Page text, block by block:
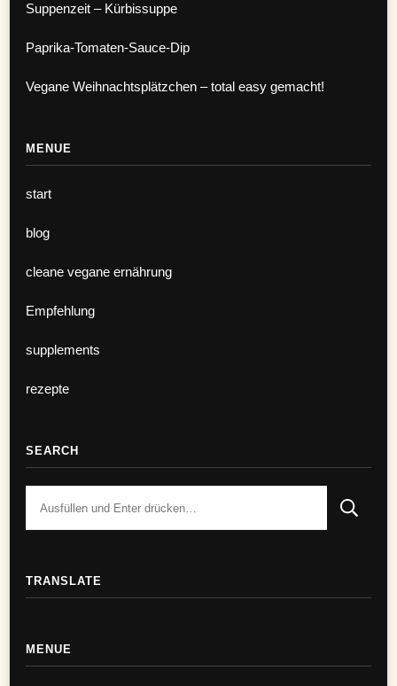
Suppenzeit – Kürbissuppe
Paprika-Tomaten-Sauce-Dip
Vegane Weihnachtsplätzchen – total easy gemacht!
MENUE
start
blog
cleane vegane ernährung
Empfehlung
supplements
rezepte
SEARCH
etwas?
TRANSLATE
MENUE